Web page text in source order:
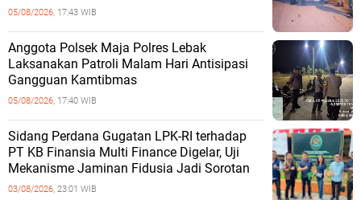
05/08/2026, 17:43 WIB
Anggota Polsek Maja Polres Lebak
Laksanakan Patroli Malam Hari Antisipasi
Gangguan Kamtibmas
05/08/2026, 17:40 WIB
Sidang Perdana Gugatan LPK-RI terhadap
PT KB Finansia Multi Finance Digelar, Uji
Mekanisme Jaminan Fidusia Jadi Sorotan
03/08/2026, 23:01 WIB